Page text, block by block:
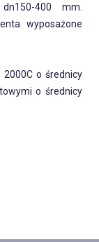
400 mm.
wyposażone
o średnicy
o średnicy